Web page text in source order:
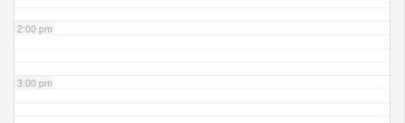
2:00 pm
3:00 pm